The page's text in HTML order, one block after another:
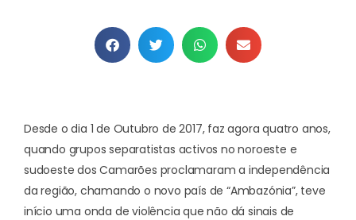
Desde o dia 1 de Outubro de 2017, faz agora quatro anos,
quando grupos separatistas activos no noroeste e
sudoeste dos Camarões proclamaram a independência
da região, chamando o novo país de “Ambazónia”, teve
início uma onda de violência que não dá sinais de